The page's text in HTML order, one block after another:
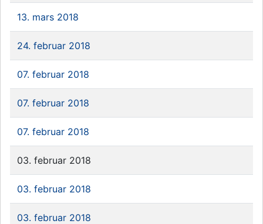
13. mars 2018
24. februar 2018
07. februar 2018
07. februar 2018
07. februar 2018
03. februar 2018
03. februar 2018
03. februar 2018